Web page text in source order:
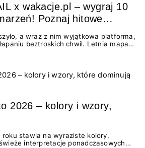
x wakacje.pl – wygraj 10
Poznaj hitowe
a wraz z nim wyjątkowa platforma,
beztroskich chwil. Letnia mapa
od spontanicznych wyjazdów, przez
eksplorowanie i kolekcjonowanie
okazji przygotowaliśmy coś absolutnie
z wakacje.pl oraz dawkę
2026 – kolory i wzory,
stawia na wyraziste kolory,
interpretacje ponadczasowych